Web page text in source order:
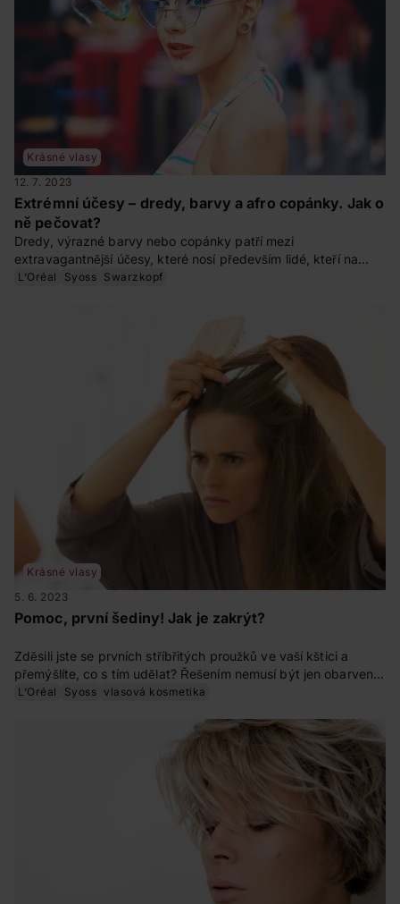
Krásné vlasy
12. 7. 2023
Extrémní účesy – dredy, barvy a afro copánky. Jak o
ně pečovat?
Dredy, výrazné barvy nebo copánky patří mezi
extravagantnější účesy, které nosí především lidé, kteří na
sebe chtějí upoutat pozornost. Ať už přemýšlíte o takovém
L‘Oréal Syoss Swarzkopf
Krásné vlasy
5. 6. 2023
Pomoc, první šediny! Jak je zakrýt?
Zděsili jste se prvních stříbřitých proužků ve vaší kštici a
přemýšlíte, co s tím udělat? Řešením nemusí být jen obarvení,
existují třeba i spreje na šediny či jiné možnosti. Znáte je
L‘Oréal Syoss vlasová kosmetika